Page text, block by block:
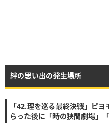
絆の思い出の発生場所
「42.理を巡る最終決戦」ピ
らった後に「時の狭間劇場」